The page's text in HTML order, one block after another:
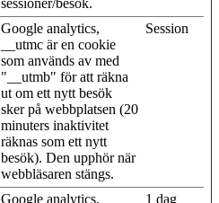
Google analytics,
__utmc är en cookie
som används av med
"__utmb" för att räkna
ut om ett nytt besök
sker på webbplatsen (20
minuters inaktivitet
räknas som ett nytt
besök). Den upphör när
webbläsaren stängs.
Session
Google analytics,
1 dag